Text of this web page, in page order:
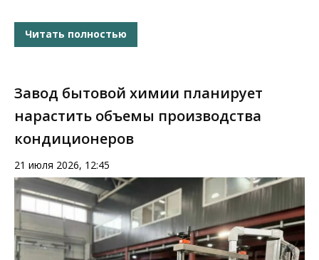
Читать полностью
Завод бытовой химии планирует
нарастить объемы производства
кондиционеров
21 июля 2026, 12:45